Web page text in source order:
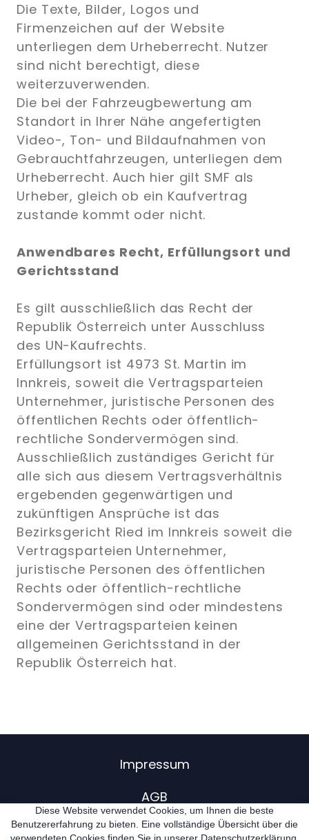
Die Texte, Bilder, Logos und
Firmenzeichen auf der Website
unterliegen dem Urheberrecht. Nutzer
sind nicht berechtigt, diese
weiterzuverwenden.
Die bei der Fahrzeugbewertung am
Standort in Ihrer Nähe angefertigten
Video-, Ton- und Bildaufnahmen von
Gebrauchtfahrzeugen, unterliegen dem
Urheberrecht. Auch hier gilt SMF als
Urheber, gleich ob ein Kaufvertrag
zustande kommt oder nicht.
Anwendbares Recht, Erfüllungsort und
Gerichtsstand
Es gilt ausschließlich das Recht der
Republik Österreich unter Ausschluss
des UN-Kaufrechts.
Erfüllungsort ist 4973 St. Martin im
Innkreis, soweit die Vertragsparteien
Unternehmer, juristische Personen des
öffentlichen Rechts oder öffentlich-
rechtliche Sondervermögen sind.
Ausschließlich zuständiges Gericht für
alle sich aus diesem Vertragsverhältnis
ergebenden gegenwärtigen und
zukünftigen Ansprüche ist das
Bezirksgericht Ried im Innkreis soweit die
Vertragsparteien Unternehmer,
juristische Personen des öffentlichen
Rechts oder öffentlich-rechtliche
Sondervermögen sind oder mindestens
eine der Vertragsparteien keinen
allgemeinen Gerichtsstand in der
Republik Österreich hat.
Impressum
AGB
Datenschutz
Diese Website verwendet Cookies, um Ihnen die beste
Benutzererfahrung zu bieten. Eine vollständige Übersicht über die